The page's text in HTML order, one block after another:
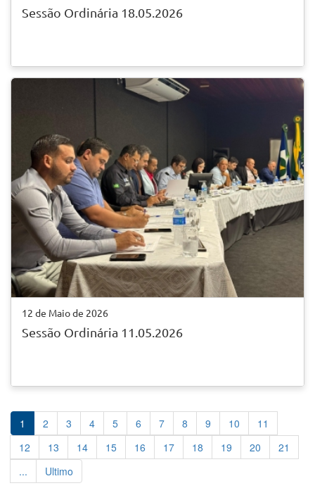
Sessão Ordinária 18.05.2026
12 de Maio de 2026
Sessão Ordinária 11.05.2026
1 2 3 4 5 6 7 8 9 10
11
12
13 14 15 16 17 18 19 20
21
...
Ultimo